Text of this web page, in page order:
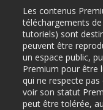
Les contenus
téléchargements
tutoriels) sont
peuvent être
un espace public,
Premium pour être
qui ne respecte
voir son statut
peut être tolérée,